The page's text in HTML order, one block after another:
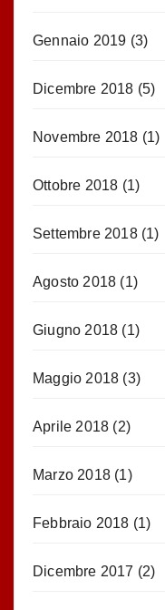
Gennaio 2019 (3)
Dicembre 2018 (5)
Novembre 2018 (1)
Ottobre 2018 (1)
Settembre 2018(1)
Agosto 2018 (1)
Giugno 2018 (1)
Maggio 2018 (3)
Aprile 2018 (2)
Marzo 2018 (1)
Febbraio 2018 (1)
Dicembre 2017 (2)